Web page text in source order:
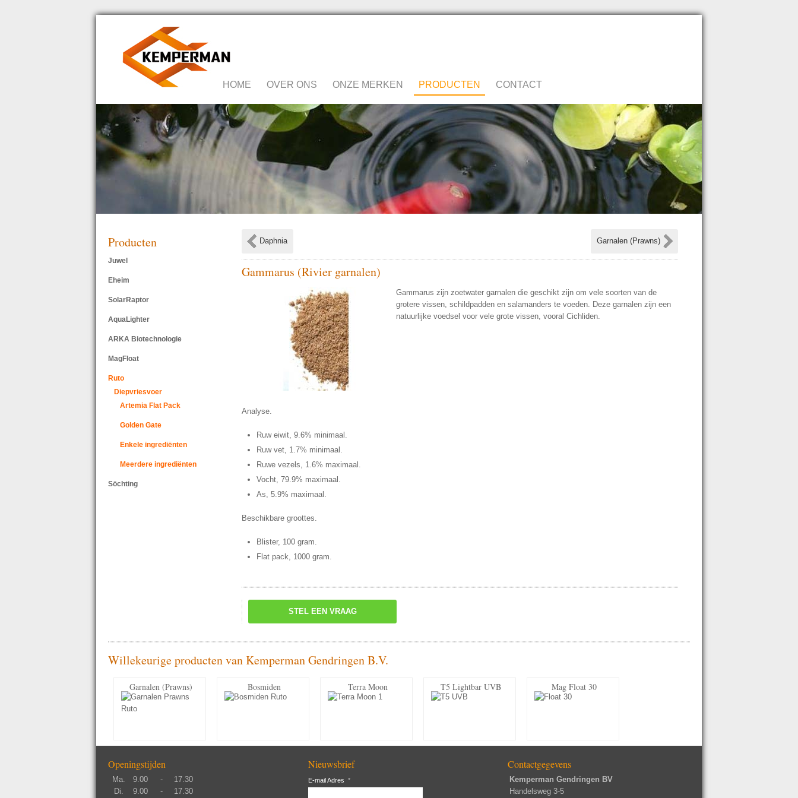
HOME OVER ONS ONZE MERKEN PRODUCTEN CONTACT
Producten
Juwel
Eheim
SolarRaptor
AquaLighter
ARKA Biotechnologie
MagFloat
Ruto
Diepvriesvoer
Artemia Flat Pack
Golden Gate
Enkele ingrediënten
Meerdere ingrediënten
Söchting
Daphnia Garnalen (Prawns)
Gammarus (Rivier garnalen)
Gammarus zijn zoetwater garnalen die geschikt zijn om vele soorten van de
grotere vissen, schildpadden en salamanders te voeden. Deze garnalen zijn een
natuurlijke voedsel voor vele grote vissen, vooral Cichliden.
Analyse.
Ruw eiwit, 9.6% minimaal.
Ruw vet, 1.7% minimaal.
Ruwe vezels, 1.6% maximaal.
Vocht, 79.9% maximaal.
As, 5.9% maximaal.
Beschikbare groottes.
Blister, 100 gram.
Flat pack, 1000 gram.
STEL EEN VRAAG
Willekeurige producten van Kemperman Gendringen B.V.
Garnalen (Prawns) Bosmiden Terra Moon T5 Lightbar UVB Mag Float 30
Openingstijden
Ma. 9.00 -
17.30
Di.
9.00 - 17.30
Nieuwsbrief
E-mail Adres *
Contactgegevens
Kemperman Gendringen BV
Handelsweg 3-5